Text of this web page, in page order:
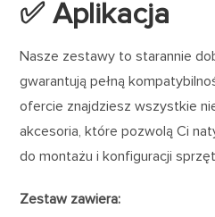
✅ Aplikacja
Nasze zestawy to starannie
gwarantują pełną
ofercie znajdziesz wszystkie
akcesoria, które pozwolą Ci
do montażu i konfiguracji
Zestaw zawiera: